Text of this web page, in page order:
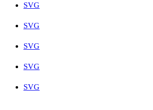
SVG
SVG
SVG
SVG
SVG